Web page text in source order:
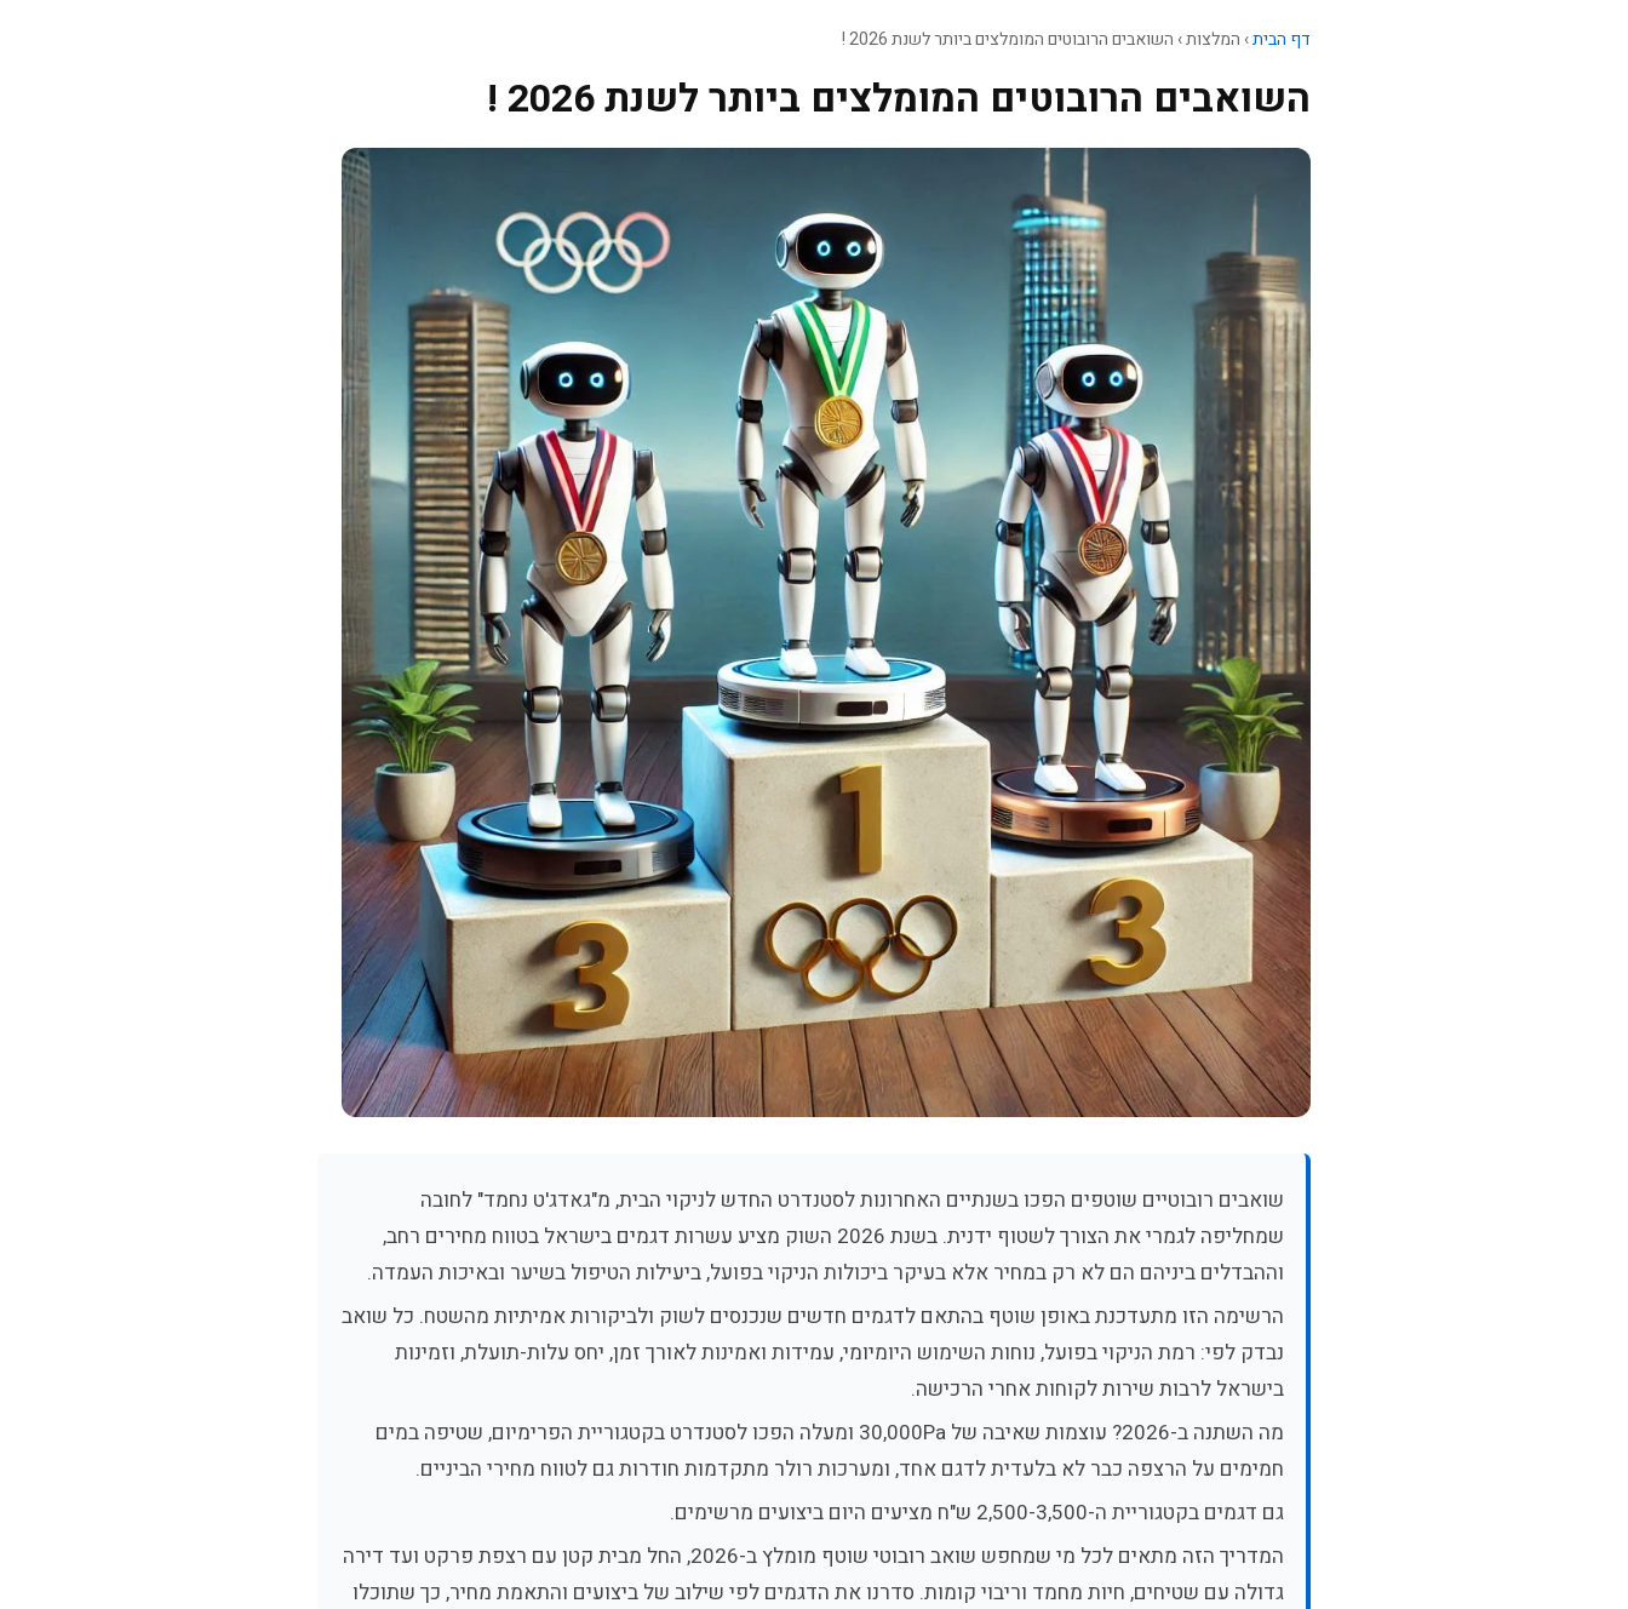
דף הבית› המלצות› השואבים הרובוטים המומלצים ביותר לשנת 2026 !
השואבים הרובוטים המומלצים ביותר לשנת 2026 !
שואבים רובוטיים שוטפים הפכו בשנתיים האחרונות לסטנדרט החדש לניקוי הבית, מ"גאדג'ט נחמד" לחובה
שמחליפה לגמרי את הצורך לשטוף ידנית. בשנת 2026 השוק מציע עשרות דגמים בישראל בטווח מחירים רחב,
וההבדלים ביניהם הם לא רק במחיר אלא בעיקר ביכולות הניקוי בפועל, ביעילות הטיפול בשיער ובאיכות העמדה.
הרשימה הזו מתעדכנת באופן שוטף בהתאם לדגמים חדשים שנכנסים לשוק ולביקורות אמיתיות מהשטח. כל שואב
נבדק לפי: רמת הניקוי בפועל, נוחות השימוש היומיומי, עמידות ואמינות לאורך זמן, יחס עלות-תועלת, וזמינות
בישראל לרבות שירות לקוחות אחרי הרכישה.
מה השתנה ב-2026? עוצמות שאיבה של 30,000Pa ומעלה הפכו לסטנדרט בקטגוריית הפרימיום, שטיפה במים
חמימים על הרצפה כבר לא בלעדית לדגם אחד, ומערכות רולר מתקדמות חודרות גם לטווח מחירי הביניים.
גם דגמים בקטגוריית ה-2,500-3,500 ש"ח מציעים היום ביצועים מרשימים.
המדריך הזה מתאים לכל מי שמחפש שואב רובוטי שוטף מומלץ ב-2026, החל מבית קטן עם רצפת פרקט ועד דירה
גדולה עם שטיחים, חיות מחמד וריבוי קומות. סדרנו את הדגמים לפי שילוב של ביצועים והתאמת מחיר, כך שתוכלו